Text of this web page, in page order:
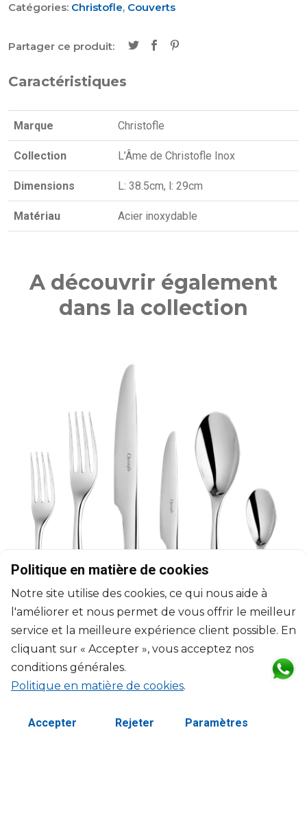
Catégories: Christofle, Couverts
Partager ce produit:
Caractéristiques
Marque Christofle
Collection L’Âme de Christofle Inox
Dimensions L: 38.5cm, l: 29cm
Matériau Acier inoxydable
A découvrir également
dans la collection
Ensemble pour 12 personnes (75 pièces) en acier avec coffre
Politique en matière de cookies
Notre site utilise des cookies, ce qui nous aide à
l'améliorer et nous permet de vous offrir le meilleur
service et la meilleure expérience client possible. En
cliquant sur « Accepter », vous acceptez nos
conditions générales.
Politique en matière de cookies.
Accepter Rejeter Paramètres